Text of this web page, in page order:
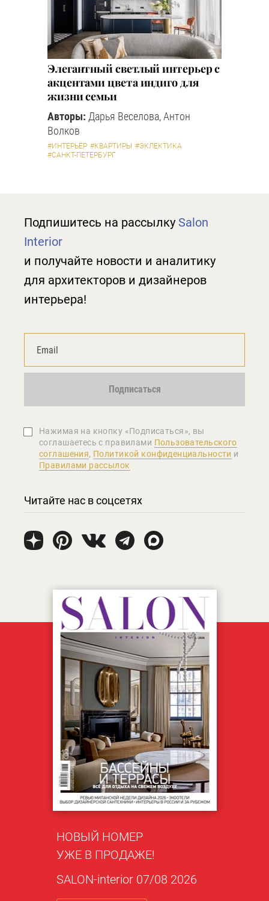
Элегантный светлый интерьер с
акцентами цвета индиго для
жизни семьи
Авторы: Дарья Веселова, Антон
Волков
#ИНТЕРЬЕР #КВАРТИРЫ #ЭКЛЕКТИКА
#САНКТ-ПЕТЕРБУРГ
Подпишитесь на рассылку Salon
Interior
и получайте новости и аналитику
для архитекторов и дизайнеров
интерьера!
Подписаться
Нажимая на кнопку «Подписаться», вы
соглашаетеcь с правилами Пользовательского
соглашения, Политикой конфиденциальности и
Правилами рассылок
Читайте нас в соцсетях
НОВЫЙ НОМЕР
УЖЕ В ПРОДАЖЕ!
SALON-interior 07/08 2026